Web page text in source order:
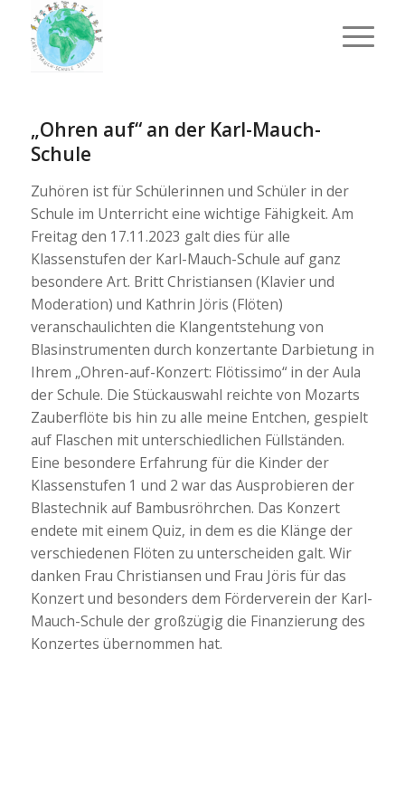
„Ohren auf“ an der Karl-Mauch-
Schule
Zuhören ist für Schülerinnen und Schüler in der
Schule im Unterricht eine wichtige Fähigkeit. Am
Freitag den 17.11.2023 galt dies für alle
Klassenstufen der Karl-Mauch-Schule auf ganz
besondere Art. Britt Christiansen (Klavier und
Moderation) und Kathrin Jöris (Flöten)
veranschaulichten die Klangentstehung von
Blasinstrumenten durch konzertante Darbietung in
Ihrem „Ohren-auf-Konzert: Flötissimo“ in der Aula
der Schule. Die Stückauswahl reichte von Mozarts
Zauberflöte bis hin zu alle meine Entchen, gespielt
auf Flaschen mit unterschiedlichen Füllständen.
Eine besondere Erfahrung für die Kinder der
Klassenstufen 1 und 2 war das Ausprobieren der
Blastechnik auf Bambusröhrchen. Das Konzert
endete mit einem Quiz, in dem es die Klänge der
verschiedenen Flöten zu unterscheiden galt. Wir
danken Frau Christiansen und Frau Jöris für das
Konzert und besonders dem Förderverein der Karl-
Mauch-Schule der großzügig die Finanzierung des
Konzertes übernommen hat.